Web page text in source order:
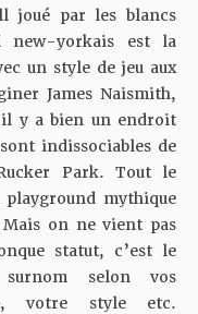
joué par les blancs
new-yorkais est la
un style de jeu aux
James Naismith,
y a bien un endroit
indissociables de
Park. Tout le
mythique
on ne vient pas
statut, c’est le
selon vos
votre style etc.